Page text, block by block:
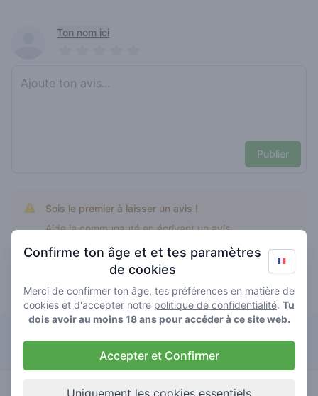
Recent reviews
Ton nom ici
Publier
Sois le premier à laisser un avis !
Aide la communauté en écrivant un avis.
citrix l.a. les mieux notés
3.9
Confirme ton âge et et tes paramètres
de cookies
Merci de confirmer ton âge, tes préférences en matière de
cookies et d'accepter notre politique de confidentialité. Tu
dois avoir au moins 18 ans pour accéder à ce site web.
Accepter et Confirmer
Uniquement les cookies essentiels